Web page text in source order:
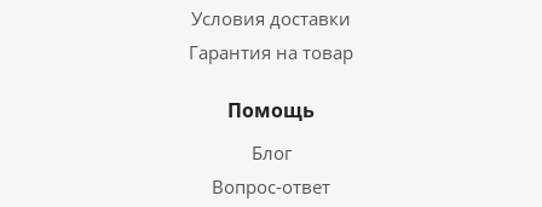
Условия доставки
Гарантия на товар
Помощь
Блог
Вопрос-ответ